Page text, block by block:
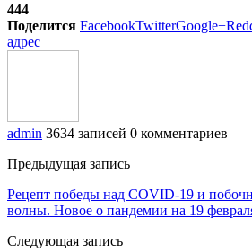
444
Поделится FacebookTwitterGoogle+
адрес
admin 3634 записей 0 комментариев
Предыдущая запись
Рецепт победы над COVID-19 и
волны. Новое о пандемии на 19
Следующая запись